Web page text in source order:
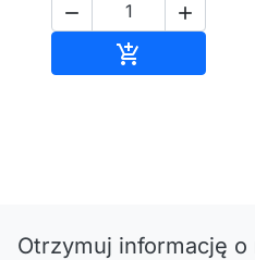
 

Otrzymuj informację o